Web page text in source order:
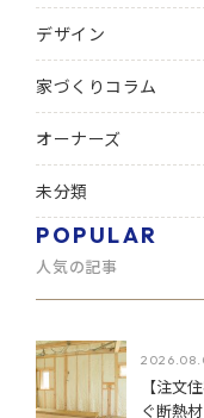
デザイン
家づくりコラム
オーナーズ
未分類
POPULAR
人気の記事
【注文
ぐ断熱